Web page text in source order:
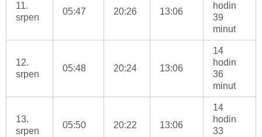
11.
srpen
05:47 20:26 13:06
hodin
39
minut
12.
srpen
05:48 20:24 13:06
14
hodin
36
minut
13.
srpen
05:50 20:22 13:06
14
hodin
33